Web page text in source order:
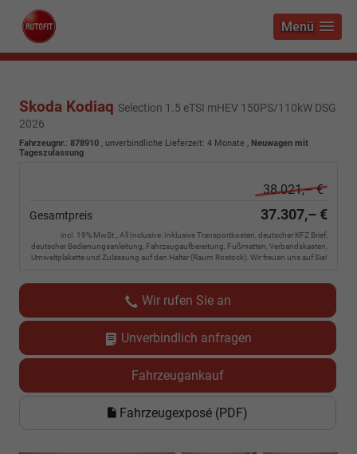
Menü
Skoda Kodiaq Selection 1.5 eTSI mHEV 150PS/110kW DSG
2026
Fahrzeugnr.: 878910 , unverbindliche Lieferzeit: 4 Monate , Neuwagen mit
Tageszulassung
38.021,– €
Gesamtpreis 37.307,– €
incl. 19% MwSt., All Inclusive: Inklusive Transportkosten, deutscher KFZ Brief,
deutscher Bedienungsanleitung, Fahrzeugaufbereitung, Fußmatten, Verbandskasten,
Umweltplakette und Zulassung auf den Halter (Raum Rostock). Wir freuen uns auf Sie!
Wir rufen Sie an
Unverbindlich anfragen
Fahrzeugankauf
Fahrzeugexposé (PDF)